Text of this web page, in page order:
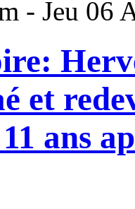
- Jeu 06
et
ans